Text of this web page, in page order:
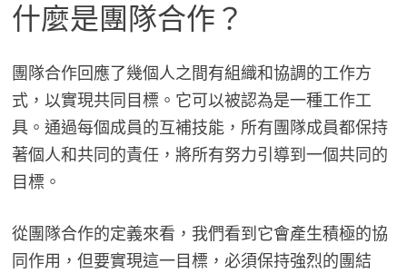
什麼是團隊合作？
團隊合作回應了幾個人之間有組織和協調的工作方
式，以實現共同目標。它可以被認為是一種工作工
具。通過每個成員的互補技能，所有團隊成員都保持
著個人和共同的責任，將所有努力引導到一個共同的
目標。
從團隊合作的定義來看，我們看到它會產生積極的協
同作用，但要實現這一目標，必須保持強烈的團結